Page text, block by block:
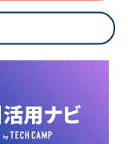
用について
ト・プラットフォ
覧機歴及びその分
結びつけた上